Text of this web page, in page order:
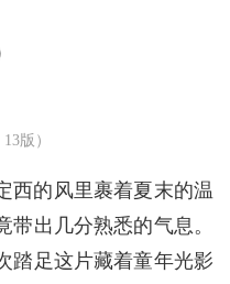
版）
西的风里裹着夏末的温
出几分熟悉的气息。
踏足这片藏着童年光影